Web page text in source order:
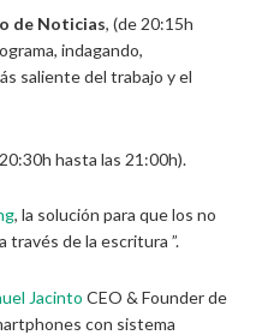
de Noticias, (de 20:15h
indagando,
saliente del trabajo y el
hasta las 21:00h).
, la solución para que los no
través de la escritura ”.
Jacinto CEO & Founder de
con sistema